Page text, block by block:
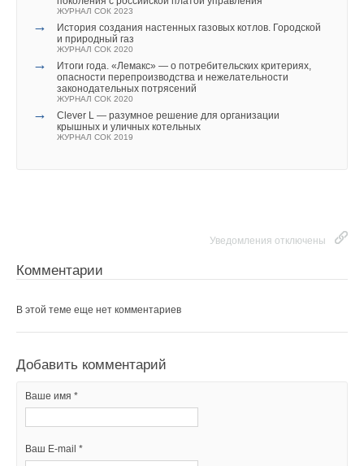
ЖУРНАЛ СОК 2023
→
История создания настенных газовых котлов. Городской
и природный газ
ЖУРНАЛ СОК 2020
→
Итоги года. «Лемакс» — о потребительских критериях,
опасности перепроизводства и нежелательности
законодательных потрясений
ЖУРНАЛ СОК 2020
→
Clever L — разумное решение для организации
крышных и уличных котельных
ЖУРНАЛ СОК 2019
Уведомления отключены
Комментарии
В этой теме еще нет комментариев
Добавить комментарий
Ваше имя *
Ваш E-mail *
Ваше имя *
Ваш E-mail *
ЖУРНАЛ СОК ИЮНЬ 2026
→
Теплотехнические характеристики лучисто-конвективной
панели при эксплуатации в действующей котельной
ЖУРНАЛ СОК ИЮНЬ 2026
→
Водонагреватель Royal Thermo Smalto Inverter:
интеллект, стиль и энергоэффективность
ЖУРНАЛ СОК ИЮНЬ 2026
Добавить комментарий
Ваш E-mail *